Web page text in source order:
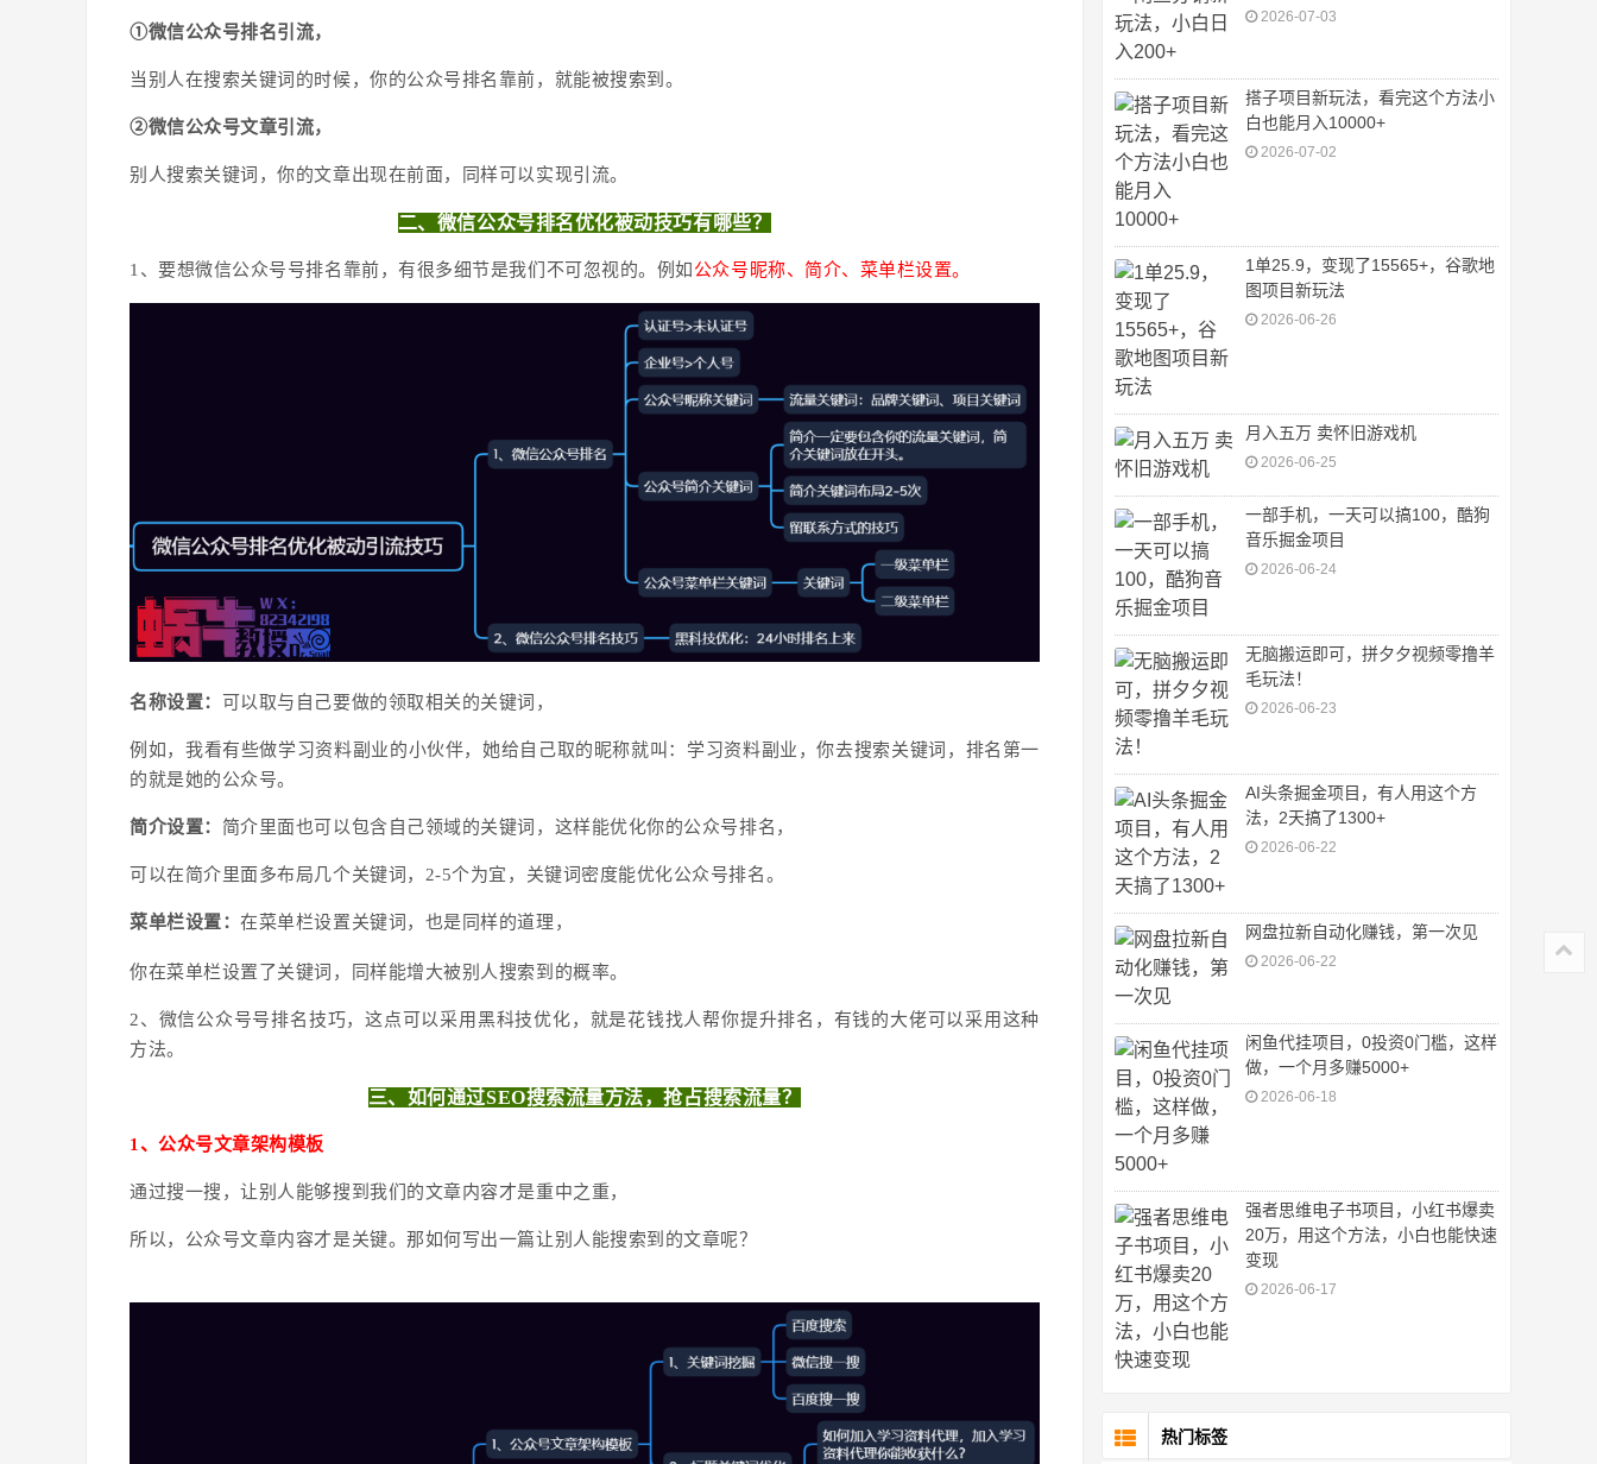
①微信公众号排名引流，
当别人在搜索关键词的时候，你的公众号排名靠前，就能被搜索到。
②微信公众号文章引流，
别人搜索关键词，你的文章出现在前面，同样可以实现引流。
二、微信公众号排名优化被动技巧有哪些？
1、要想微信公众号号排名靠前，有很多细节是我们不可忽视的。例如 公众号昵称、简介、菜单栏设置。
名称设置： 可以取与自己要做的领取相关的关键词，
例如，我看有些做学习资料副业的小伙伴，她给自己取的昵称就叫：学习资料副业，你去搜索关键词，排名第一
的就是她的公众号。
简介设置： 简介里面也可以包含自己领域的关键词，这样能优化你的公众号排名，
可以在简介里面多布局几个关键词，2-5个为宜，关键词密度能优化公众号排名。
菜单栏设置：在菜单栏设置关键词，也是同样的道理，
你在菜单栏设置了关键词，同样能增大被别人搜索到的概率。
2、微信公众号号排名技巧，这点可以采用黑科技优化，就是花钱找人帮你提升排名，有钱的大佬可以采用这种
方法。
三、如何通过SEO搜索流量方法，抢占搜索流量？
1、公众号文章架构模板
通过搜一搜，让别人能够搜到我们的文章内容才是重中之重，
所以，公众号文章内容才是关键。那如何写出一篇让别人能搜索到的文章呢？
2026-07-03
搭子项目新玩法，看完这个方法小
白也能月入10000+
2026-07-02
1单25.9，变现了15565+，谷歌地
图项目新玩法
2026-06-26
月入五万 卖怀旧游戏机
2026-06-25
一部手机，一天可以搞100，酷狗
音乐掘金项目
2026-06-24
无脑搬运即可，拼夕夕视频零撸羊
毛玩法！
2026-06-23
AI头条掘金项目，有人用这个方
法，2天搞了1300+
2026-06-22
网盘拉新自动化赚钱，第一次见
2026-06-22
闲鱼代挂项目，0投资0门槛，这样
做，一个月多赚5000+
2026-06-18
强者思维电子书项目，小红书爆卖
20万，用这个方法，小白也能快速
变现
2026-06-17
热门标签